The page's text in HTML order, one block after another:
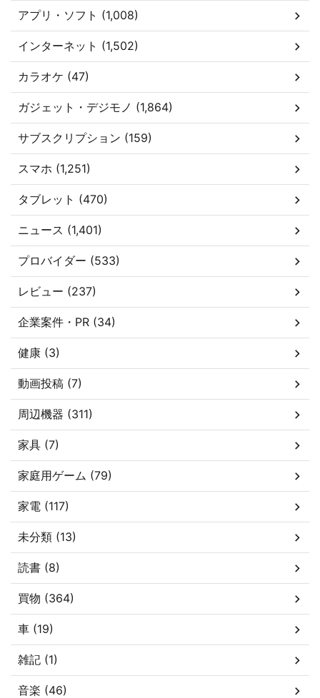
アプリ・ソフト (1,008)
インターネット (1,502)
カラオケ (47)
ガジェット・デジモノ (1,864)
サブスクリプション (159)
スマホ (1,251)
タブレット (470)
ニュース (1,401)
プロバイダー (533)
レビュー (237)
企業案件・PR (34)
健康 (3)
動画投稿 (7)
周辺機器 (311)
家具 (7)
家庭用ゲーム (79)
家電 (117)
未分類 (13)
読書 (8)
買物 (364)
車 (19)
雑記 (1)
音楽 (46)